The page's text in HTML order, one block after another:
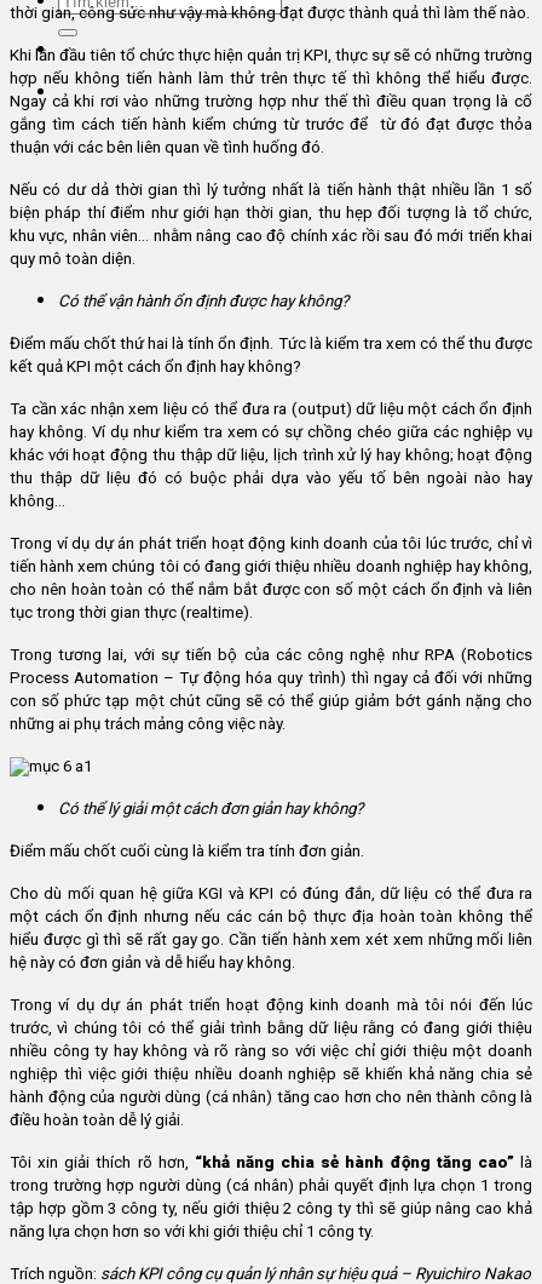
thời gian, công sức như vậy mà không đạt được thành quả thì làm thế nào.
Khi lần đầu tiên tổ chức thực hiện quản trị KPI, thực sự sẽ có những trường
hợp nếu không tiến hành làm thử trên thực tế thì không thể hiểu được.
Ngay cả khi rơi vào những trường hợp như thế thì điều quan trọng là cố
gắng tìm cách tiến hành kiểm chứng từ trước để từ đó đạt được thỏa
thuận với các bên liên quan về tình huống đó.
Nếu có dư dả thời gian thì lý tưởng nhất là tiến hành thật nhiều lần 1 số
biện pháp thí điểm như giới hạn thời gian, thu hẹp đối tượng là tổ chức,
khu vực, nhân viên… nhằm nâng cao độ chính xác rồi sau đó mới triển khai
quy mô toàn diện.
Có thể vận hành ổn định được hay không?
Điểm mấu chốt thứ hai là tính ổn định. Tức là kiểm tra xem có thể thu được
kết quả KPI một cách ổn định hay không?
Ta cần xác nhận xem liệu có thể đưa ra (output) dữ liệu một cách ổn định
hay không. Ví dụ như kiểm tra xem có sự chồng chéo giữa các nghiệp vụ
khác với hoạt động thu thập dữ liệu, lịch trình xử lý hay không; hoạt động
thu thập dữ liệu đó có buộc phải dựa vào yếu tố bên ngoài nào hay
không…
Trong ví dụ dự án phát triển hoạt động kinh doanh của tôi lúc trước, chỉ vì
tiến hành xem chúng tôi có đang giới thiệu nhiều doanh nghiệp hay không,
cho nên hoàn toàn có thể nắm bắt được con số một cách ổn định và liên
tục trong thời gian thực (realtime).
Trong tương lai, với sự tiến bộ của các công nghệ như RPA (Robotics
Process Automation – Tự động hóa quy trình) thì ngay cả đối với những
con số phức tạp một chút cũng sẽ có thể giúp giảm bớt gánh nặng cho
những ai phụ trách mảng công việc này.
Có thể lý giải một cách đơn giản hay không?
Điểm mấu chốt cuối cùng là kiểm tra tính đơn giản.
Cho dù mối quan hệ giữa KGI và KPI có đúng đắn, dữ liệu có thể đưa ra
một cách ổn định nhưng nếu các cán bộ thực địa hoàn toàn không thể
hiểu được gì thì sẽ rất gay go. Cần tiến hành xem xét xem những mối liên
hệ này có đơn giản và dễ hiểu hay không.
Trong ví dụ dự án phát triển hoạt động kinh doanh mà tôi nói đến lúc
trước, vì chúng tôi có thể giải trình bằng dữ liệu rằng có đang giới thiệu
nhiều công ty hay không và rõ ràng so với việc chỉ giới thiệu một doanh
nghiệp thì việc giới thiệu nhiều doanh nghiệp sẽ khiến khả năng chia sẻ
hành động của người dùng (cá nhân) tăng cao hơn cho nên thành công là
điều hoàn toàn dễ lý giải.
Tôi xin giải thích rõ hơn, “khả năng chia sẻ hành động tăng cao”là
trong trường hợp người dùng (cá nhân) phải quyết định lựa chọn 1 trong
tập hợp gồm 3 công ty, nếu giới thiệu 2 công ty thì sẽ giúp nâng cao khả
năng lựa chọn hơn so với khi giới thiệu chỉ 1 công ty.
Trích nguồn: sách KPI công cụ quản lý nhân sự hiệu quả – Ryuichiro Nakao